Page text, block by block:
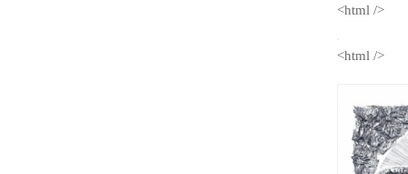
<html />
<html />